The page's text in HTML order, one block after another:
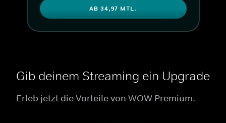
AB 34,97 MTL.
Gib deinem Streaming ein Upgrade
Erleb jetzt die Vorteile von WOW Premium.